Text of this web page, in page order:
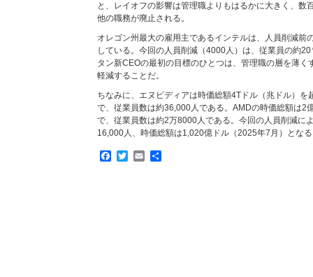
と、レイオフの影響は管理職よりもはるかに大きく、数
他の職務が廃止される。
オレゴン州最大の雇用主であるインテルは、人員削減前
している。今回の人員削減（4000人）は、従業員の約
タン新CEOの最初の目標のひとつは、管理職の層を薄く
軽減することだ。
ちなみに、エヌビディアは時価総額4Tドル（兆ドル）を
で、従業員数は約36,000人である。AMDの時価総額は2
で、従業員数は約2万8000人である。今回の人員削減に
16,000人、時価総額は1,020億ドル（2025年7月）とな
Facebook
TwitterEmail
共